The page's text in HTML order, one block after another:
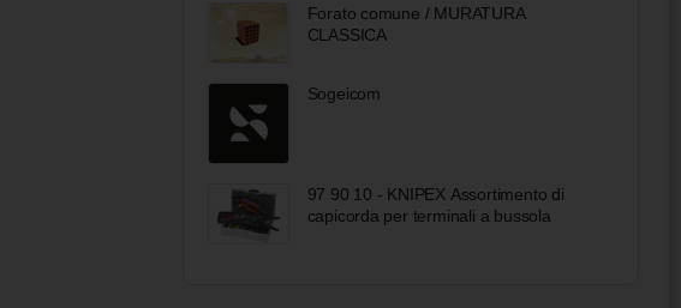
Forato comune / MURATURA
CLASSICA
Sogeicom
97 90 10 - KNIPEX Assortimento di
capicorda per terminali a bussola